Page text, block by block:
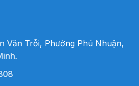
Văn Trỗi, Phường Phú Nhuận,